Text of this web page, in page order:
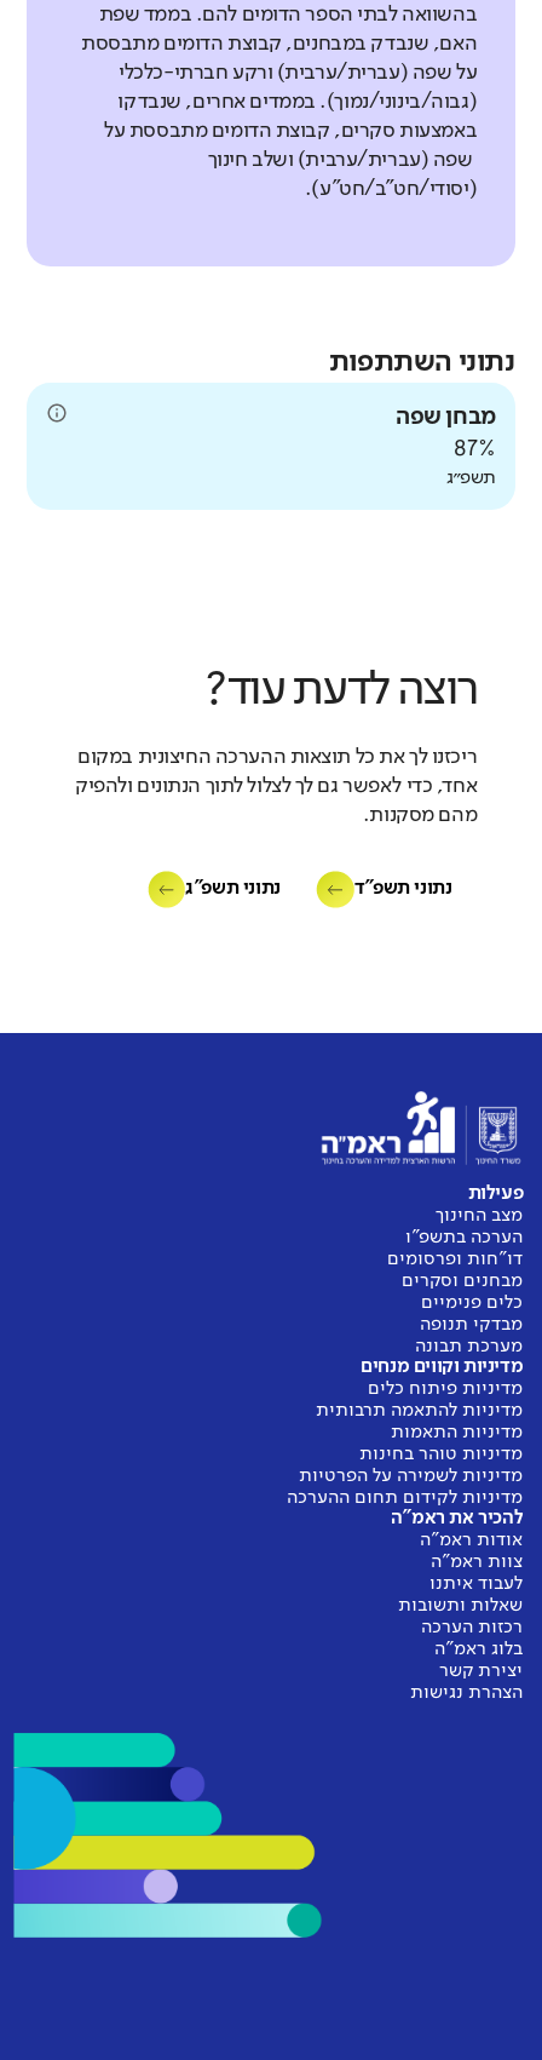
בהשוואה לבתי הספר הדומים להם. בממד שפת
האם, שנבדק במבחנים, קבוצת הדומים מתבססת
על שפה (עברית/ערבית) ורקע חברתי-כלכלי
(גבוה/בינוני/נמוך). בממדים אחרים, שנבדקו
באמצעות סקרים, קבוצת הדומים מתבססת על
שפה (עברית/ערבית) ושלב חינוך
(יסודי/חט"ב/חט"ע).
נתוני השתתפות
מבחן שפה
87%
תשפ״ג
רוצה לדעת עוד?
ריכזנו לך את כל תוצאות ההערכה החיצונית במקום
אחד, כדי לאפשר גם לך לצלול לתוך הנתונים ולהפיק
מהם מסקנות.
נתוני תשפ"ד נתוני תשפ"ג
פעילות
מצב החינוך
הערכה בתשפ"ו
דו"חות ופרסומים
מבחנים וסקרים
כלים פנימיים
מבדקי תנופה
מערכת תבונה
מדיניות וקווים מנחים
מדיניות פיתוח כלים
מדיניות להתאמה תרבותית
מדיניות התאמות
מדיניות טוהר בחינות
מדיניות לשמירה על הפרטיות
מדיניות לקידום תחום ההערכה
להכיר את ראמ"ה
אודות ראמ"ה
צוות ראמ"ה
לעבוד איתנו
שאלות ותשובות
רכזות הערכה
בלוג ראמ"ה
יצירת קשר
הצהרת נגישות